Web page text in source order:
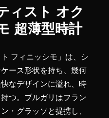
ィスト オク
超薄型時計
フィニッシモ」は、シ
ース形状を持ち、幾何
なデザインに溢れ、時
つ。ブルガリはフラン
・グラッソと提携し、